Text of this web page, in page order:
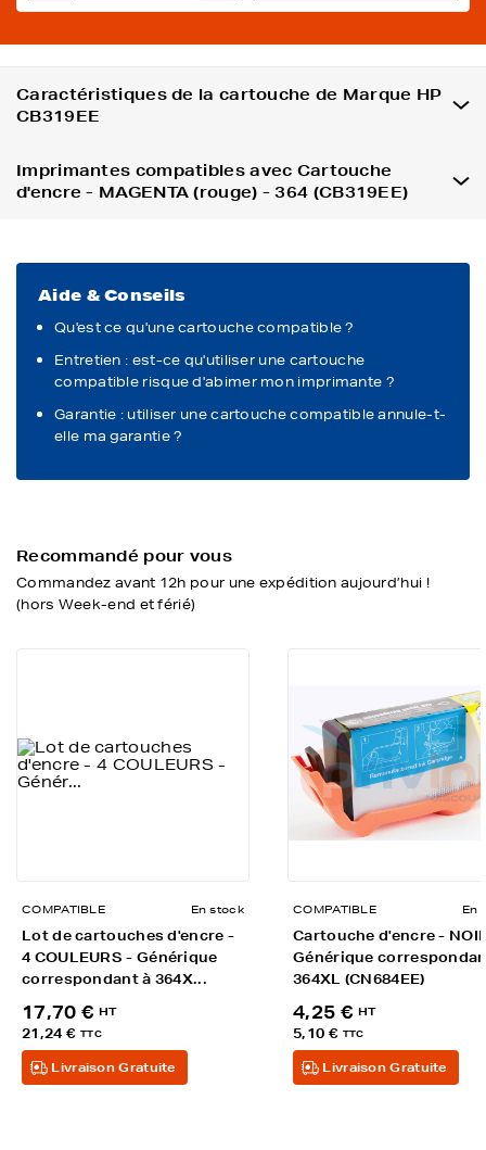
Caractéristiques de la cartouche de Marque HP
CB319EE
Imprimantes compatibles avec Cartouche
d'encre - MAGENTA (rouge) - 364 (CB319EE)
Aide & Conseils
Qu'est ce qu'une cartouche compatible ?
Entretien : est-ce qu'utiliser une cartouche
compatible risque d'abimer mon imprimante ?
Garantie : utiliser une cartouche compatible annule-t-
elle ma garantie ?
Recommandé pour vous
Commandez avant 12h pour une expédition aujourd’hui !
(hors Week-end et férié)
COMPATIBLE En stock
Lot de cartouches d'encre -
4 COULEURS - Générique
correspondant à 364X...
17,70 € HT
21,24 € TTC
Livraison Gratuite
COMPATIBLE En
Cartouche d'encre -
Générique
364XL (CN684EE)
4,25 € HT
5,10 € TTC
Livraison Gratuite